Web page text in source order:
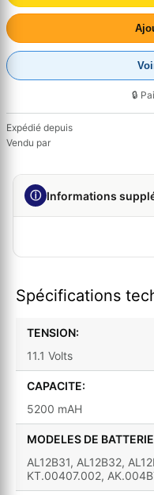
🔒
Expédié depuis
Vendu par
ⓘ Informations
Spécifications
TENSION:
11.1 Volts
CAPACITE:
5200 mAH
MODELES DE
AL12B31, AL12B32,
KT.00407.002,